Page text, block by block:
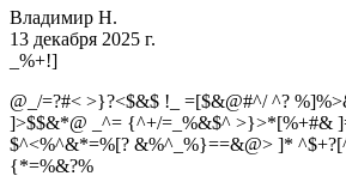
Владимир Н.
13 декабря 2025 г.
%+!]
@_/=?#< >}?<$&$ !_ =[$&@#^/ ^?
]>$$&*@ _^= {^+/=_%&$^ >}>*[%+#&
$^<%^&*=%[? &%^_%}==&@> ]*
{*=%&?%